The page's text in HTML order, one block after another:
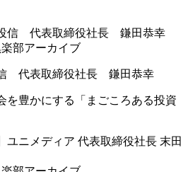
部アーカイブ
信 代表取締役社長 鎌田恭幸
を豊かにする「まごころある投資